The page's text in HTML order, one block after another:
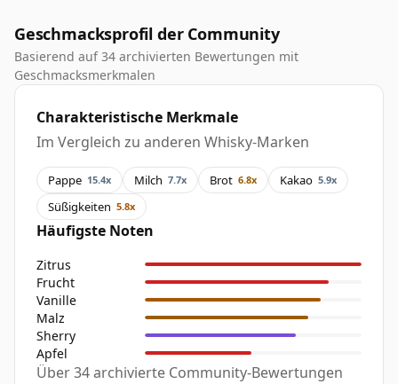
Geschmacksprofil der Community
Basierend auf 34 archivierten Bewertungen mit
Geschmacksmerkmalen
Charakteristische Merkmale
Im Vergleich zu anderen Whisky-Marken
Pappe 15.4x Milch 7.7x Brot 6.8x Kakao 5.9x
Süßigkeiten 5.8x
Häufigste Noten
Zitrus
Frucht
Vanille
Malz
Sherry
Apfel
Über 34 archivierte Community-Bewertungen